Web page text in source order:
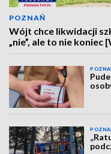
POZNAŃ
Wójt chce likwidacji
„nie”, ale to nie koniec